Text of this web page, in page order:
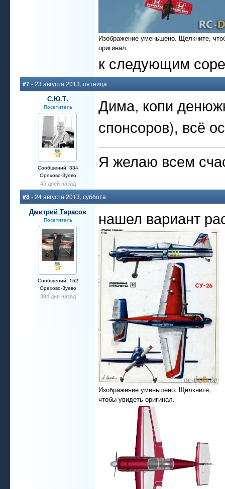
Изображение уменьшено. Щелкните,
оригинал.
к следующим
#7- 23 августа 2013, пятница
С.Ю.Т.
Посетитель
Сообщений: 334
Орехово-Зуево
45 дней назад
Дима, копи
спонсоров), всё
Я желаю всем
#8- 24 августа 2013, суббота
Дмитрий Тарасов
Посетитель
Сообщений: 152
Орехово-Зуево
384 дня назад
нашел вариант
Изображение уменьшено. Щелкните,
чтобы увидеть оригинал.